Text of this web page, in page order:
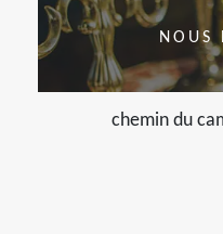
NOUS
chemin du